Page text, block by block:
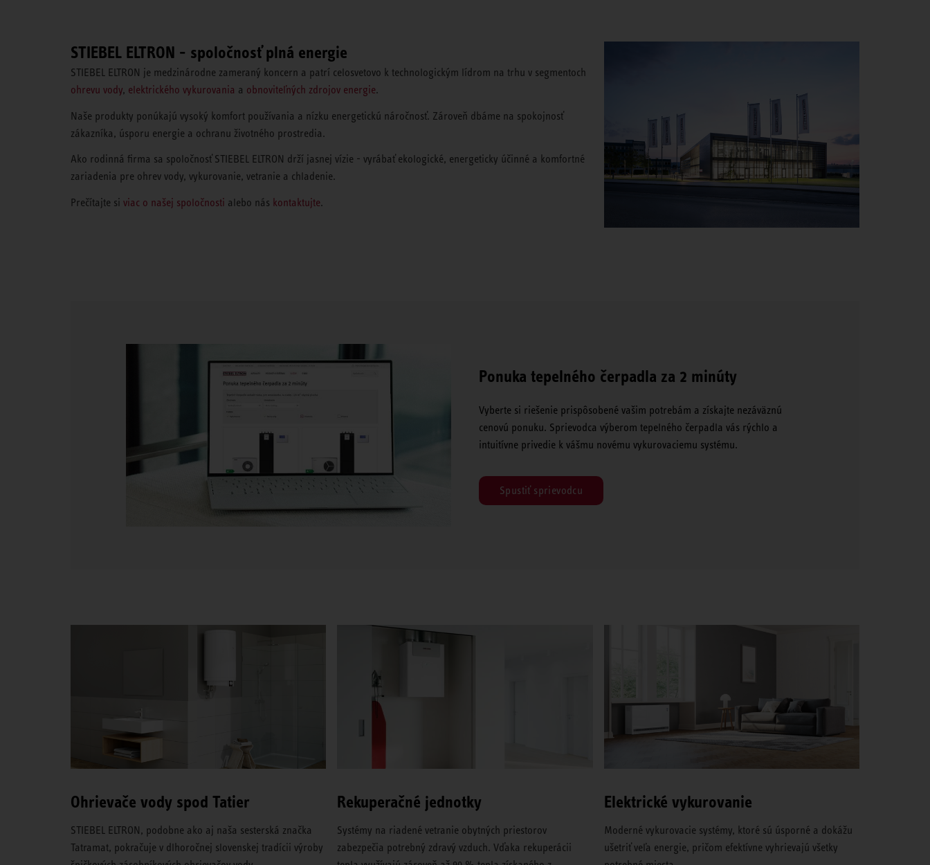
STIEBEL ELTRON - spoločnosť plná energie
STIEBEL ELTRON je medzinárodne zameraný koncern a patrí celosvetovo k technologickým lídrom na trhu v segmentoch
ohrevu vody, elektrického vykurovania a obnoviteľných zdrojov energie.
Naše produkty ponúkajú vysoký komfort používania a nízku energetickú náročnosť. Zároveň dbáme na spokojnosť
zákazníka, úsporu energie a ochranu životného prostredia.
Ako rodinná firma sa spoločnosť STIEBEL ELTRON drží jasnej vízie - vyrábať ekologické, energeticky účinné a komfortné
zariadenia pre ohrev vody, vykurovanie, vetranie a chladenie.
Prečítajte si viac o našej spoločnosti alebo nás kontaktujte.
Ponuka tepelného čerpadla za 2 minúty
Vyberte si riešenie prispôsobené vašim potrebám a získajte nezáväznú
cenovú ponuku. Sprievodca výberom tepelného čerpadla vás rýchlo a
intuitívne privedie k vášmu novému vykurovaciemu systému.
Spustiť sprievodcu
Ohrievače vody spod Tatier
STIEBEL ELTRON, podobne ako aj naša sesterská značka
Tatramat, pokračuje v dlhoročnej slovenskej tradícii výroby
Rekuperačné jednotky
Systémy na riadené vetranie obytných priestorov
zabezpečia potrebný zdravý vzduch. Vďaka rekuperácii
Elektrické vykurovanie
Moderné vykurovacie systémy, ktoré sú úsporné a dokážu
ušetriť veľa energie, pričom efektívne vyhrievajú všetky